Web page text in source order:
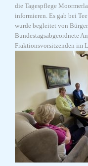
die Tagespflege
informieren. Es gab bei
wurde begleitet von
Bundestagsabgeordnete
Fraktionsvorsitzenden im